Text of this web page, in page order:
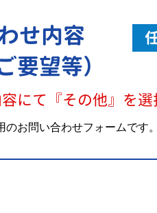
せ内容
要望等）
にて『その他』を
お問い合わせフォームです